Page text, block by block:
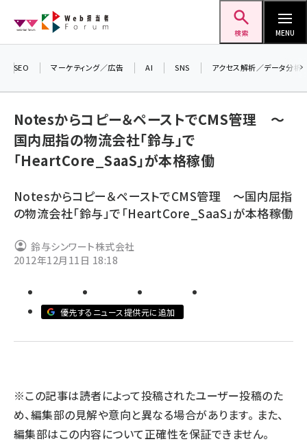
ン
検索 MENU
seo (3528)
youtube (2439)
セミナー (2308)
meo (1277)
SEO マーケティング／広告 AI SNS アクセス解析／データ分析
Notesからコピー＆ペーストでCMS管理 ～
国内屈指の物流会社「鈴与」で
「HeartCore_SaaS」が本格稼働
Notesからコピー＆ペーストでCMS管理 ～国内屈指
の物流会社「鈴与」で「HeartCore_SaaS」が本格稼働
鈴与シンワート株式会社
2012年12月11日 18:18
優先するニュース提供元に追加
※この記事は読者によって投稿されたユーザー投稿のた
め、編集部の見解や意向と異なる場合があります。 また、
編集部はこの内容について正確性を保証できません。
る